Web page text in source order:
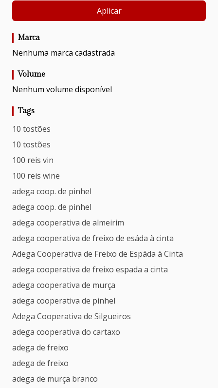
Aplicar
Marca
Nenhuma marca cadastrada
Volume
Nenhum volume disponível
Tags
10 tostões
10 tostões
100 reis vin
100 reis wine
adega coop. de pinhel
adega coop. de pinhel
adega cooperativa de almeirim
adega cooperativa de freixo de esáda à cinta
Adega Cooperativa de Freixo de Espáda à Cinta
adega cooperativa de freixo espada a cinta
adega cooperativa de murça
adega cooperativa de pinhel
Adega Cooperativa de Silgueiros
adega cooperativa do cartaxo
adega de freixo
adega de freixo
adega de murça branco